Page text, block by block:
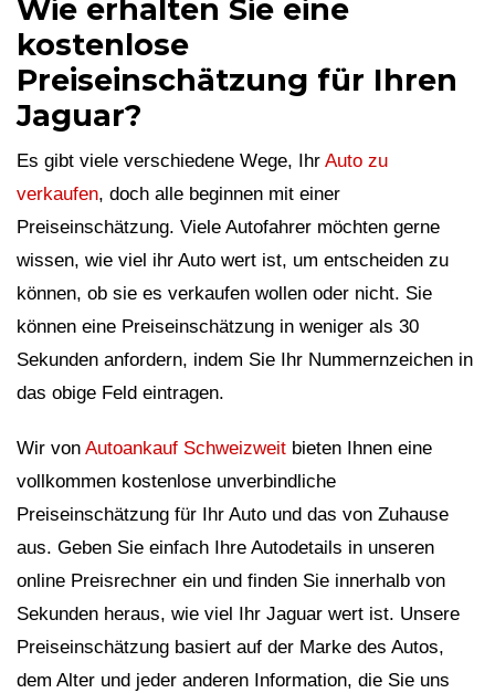
Wie erhalten Sie eine
kostenlose
Preiseinschätzung für Ihren
Jaguar?
Es gibt viele verschiedene Wege, Ihr Auto zu
verkaufen, doch alle beginnen mit einer
Preiseinschätzung. Viele Autofahrer möchten gerne
wissen, wie viel ihr Auto wert ist, um entscheiden zu
können, ob sie es verkaufen wollen oder nicht. Sie
können eine Preiseinschätzung in weniger als 30
Sekunden anfordern, indem Sie Ihr Nummernzeichen in
das obige Feld eintragen.
Wir von Autoankauf Schweizweit bieten Ihnen eine
vollkommen kostenlose unverbindliche
Preiseinschätzung für Ihr Auto und das von Zuhause
aus. Geben Sie einfach Ihre Autodetails in unseren
online Preisrechner ein und finden Sie innerhalb von
Sekunden heraus, wie viel Ihr Jaguar wert ist. Unsere
Preiseinschätzung basiert auf der Marke des Autos,
dem Alter und jeder anderen Information, die Sie uns